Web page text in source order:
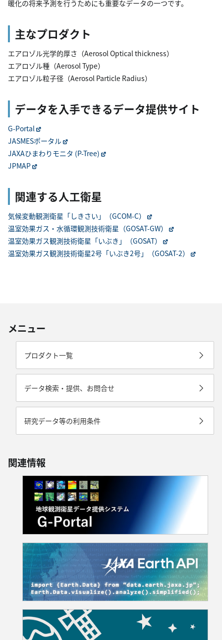
暖化の将来予測を行うためにも重要なデータの一つです。
主なプロダクト
エアロゾル光学的厚さ（Aerosol Optical thickness）
エアロゾル種（Aerosol Type）
エアロゾル粒子径（Aerosol Particle Radius）
データを入手できるデータ提供サイト
G-Portal
JASMESポータル
JAXAひまわりモニタ (P-Tree)
JPMAP
関連する人工衛星
気候変動観測衛星「しきさい」（GCOM-C）
温室効果ガス・水循環観測技術衛星（GOSAT-GW）
温室効果ガス観測技術衛星「いぶき」（GOSAT）
温室効果ガス観測技術衛星2号「いぶき2号」（GOSAT-2）
メニュー
プロダクト一覧
データ検索・提供、お問合せ
研究データ等の利用条件
関連情報